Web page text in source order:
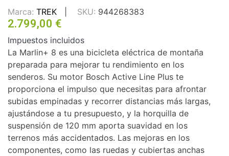
Marca: TREK SKU: 944268383
2.799,00 €
Impuestos incluidos
La Marlin+ 8 es una bicicleta eléctrica de montaña
preparada para mejorar tu rendimiento en los
senderos. Su motor Bosch Active Line Plus te
proporciona el impulso que necesitas para afrontar
subidas empinadas y recorrer distancias más largas,
ajustándose a tu presupuesto, y la horquilla de
suspensión de 120 mm aporta suavidad en los
terrenos más accidentados. Las mejoras en los
componentes, como las ruedas y cubiertas anchas